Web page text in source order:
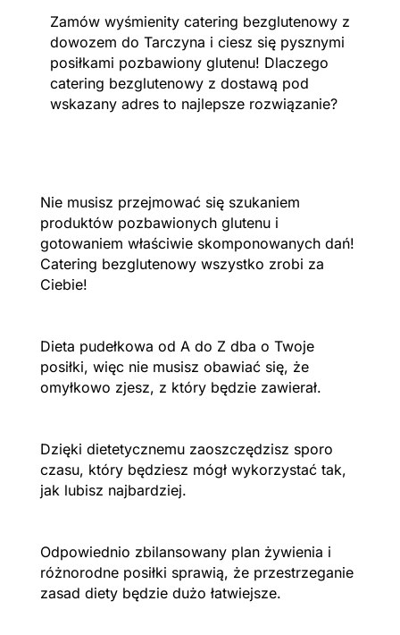
Zamów wyśmienity catering bezglutenowy z
dowozem do Tarczyna i ciesz się pysznymi
posiłkami pozbawiony glutenu! Dlaczego
catering bezglutenowy z dostawą pod
wskazany adres to najlepsze rozwiązanie?
Nie musisz przejmować się szukaniem
produktów pozbawionych glutenu i
gotowaniem właściwie skomponowanych dań!
Catering bezglutenowy wszystko zrobi za
Ciebie!
Dieta pudełkowa od A do Z dba o Twoje
posiłki, więc nie musisz obawiać się, że
omyłkowo zjesz, z który będzie zawierał.
Dzięki dietetycznemu zaoszczędzisz sporo
czasu, który będziesz mógł wykorzystać tak,
jak lubisz najbardziej.
Odpowiednio zbilansowany plan żywienia i
różnorodne posiłki sprawią, że przestrzeganie
zasad diety będzie dużo łatwiejsze.